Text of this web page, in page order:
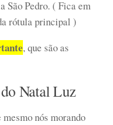
São Pedro. ( Fica em
rótula principal )
, que são as
Natal Luz
nós morando